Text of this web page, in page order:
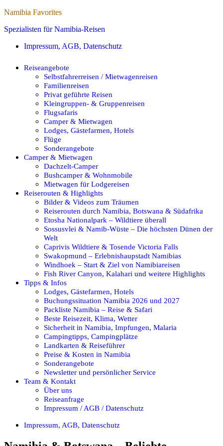
Namibia Favorites
Spezialisten für Namibia-Reisen
Impressum, AGB, Datenschutz
Reiseangebote
Selbstfahrerreisen / Mietwagenreisen
Familienreisen
Privat geführte Reisen
Kleingruppen- & Gruppenreisen
Flugsafaris
Camper & Mietwagen
Lodges, Gästefarmen, Hotels
Flüge
Sonderangebote
Camper & Mietwagen
Dachzelt-Camper
Bushcamper & Wohnmobile
Mietwagen für Lodgereisen
Reiserouten & Highlights
Bilder & Videos zum Träumen
Reiserouten durch Namibia, Botswana & Südafrika
Etosha Nationalpark – Wildtiere überall
Sossusvlei & Namib-Wüste – Die höchsten Dünen der
Welt
Caprivis Wildtiere & Tosende Victoria Falls
Swakopmund – Erlebnishaupstadt Namibias
Windhoek – Start & Ziel von Namibiareisen
Fish River Canyon, Kalahari und weitere Highlights
Tipps & Infos
Lodges, Gästefarmen, Hotels
Buchungssituation Namibia 2026 und 2027
Packliste Namibia – Reise & Safari
Beste Reisezeit, Klima, Wetter
Sicherheit in Namibia, Impfungen, Malaria
Campingtipps, Campingplätze
Landkarten & Reiseführer
Preise & Kosten in Namibia
Sonderangebote
Newsletter und persönlicher Service
Team & Kontakt
Über uns
Reiseanfrage
Impressum / AGB / Datenschutz
Impressum, AGB, Datenschutz